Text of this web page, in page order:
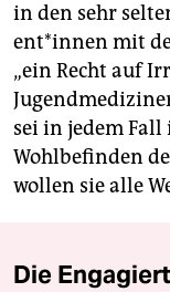
in den sehr
en­t*in­nen mit
„ein Recht auf
sei in jedem
Wohlbefinden
wollen sie alle
Die